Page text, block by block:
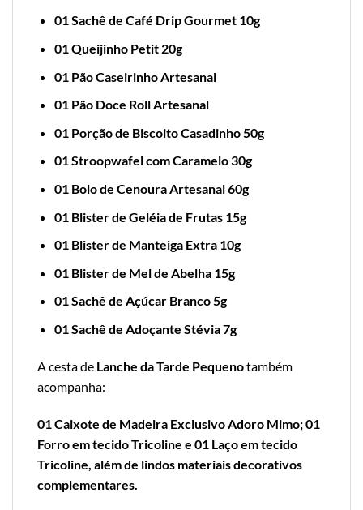
01 Sachê de Café Drip Gourmet 10g
01 Queijinho Petit 20g
01 Pão Caseirinho Artesanal
01 Pão Doce Roll Artesanal
01 Porção de Biscoito Casadinho 50g
01 Stroopwafel com Caramelo 30g
01 Bolo de Cenoura Artesanal 60g
01 Blister de Geléia de Frutas 15g
01 Blister de Manteiga Extra 10g
01 Blister de Mel de Abelha 15g
01 Sachê de Açúcar Branco 5g
01 Sachê de Adoçante Stévia 7g
A cesta de Lanche da Tarde Pequenotambém
acompanha:
01 Caixote de Madeira Exclusivo Adoro Mimo; 01
Forro em tecido Tricoline e 01 Laço em tecido
Tricoline, além de lindos materiais decorativos
complementares.